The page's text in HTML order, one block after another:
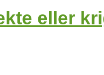
eller